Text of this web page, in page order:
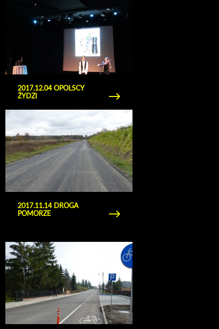
2017.12.04 OPOLSCY
ŻYDZI
2017.11.14 DROGA
POMORZE
Obejrzyj galerię zdjęć 2017.11.14 droga Pomorze
Obejrzyj galerię zdjęć 2017.11.06 ul fabryczna